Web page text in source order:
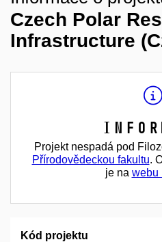
Czech Polar
Infrastructure
Projekt nespadá pod
Přírodovědeckou fakultu.
je na webu
Kód projektu